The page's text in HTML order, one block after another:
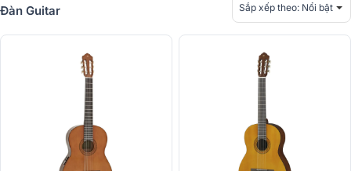
Đàn Guitar Sắp xếp theo: Nổi bật